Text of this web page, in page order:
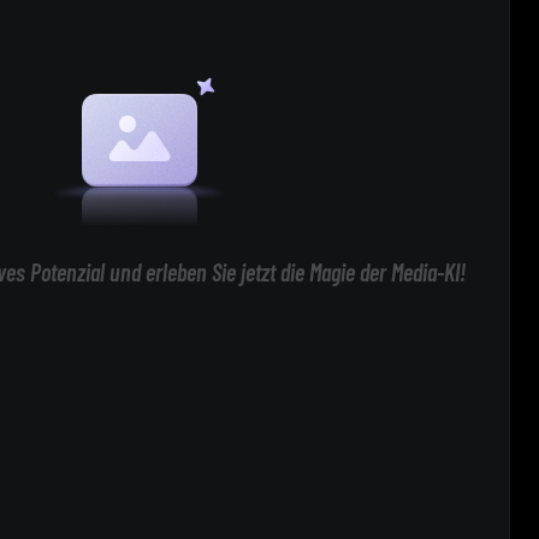
Potenzial und erleben Sie jetzt die Magie der Media-KI!